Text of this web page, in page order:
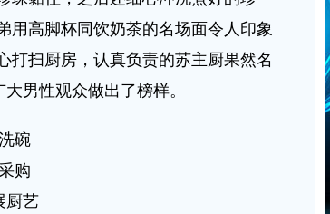
用高脚杯同饮奶茶的名场面令人印象
打扫厨房，认真负责的苏主厨果然名
男性观众做出了榜样。
碗
购
厨艺